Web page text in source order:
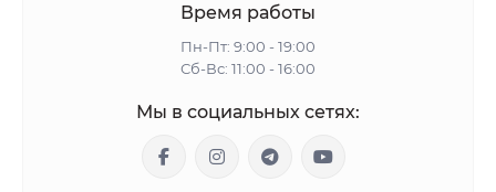
Время работы
Пн-Пт: 9:00 - 19:00
Сб-Вс: 11:00 - 16:00
Мы в социальных сетях: